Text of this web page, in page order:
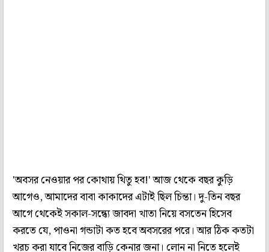
'অবসর নেওয়ার পর কোথায় থিতু হব!' আজ থেকে বছর কুড়ি
আগেও, আমাদের বাবা কাকাদের এটাই ছিল চিন্তা। দু-তিন বছর
আগে থেকেই সকাল-সন্ধ্যে জাবদা খাতা নিয়ে বসতেন হিসেব
করতে যে, পাওনা গন্ডাটা কত হবে অবসরের পরে। আর ঠিক কতটা
খরচ করা যাবে নিজের বাড়ি কেনার জনা। লোন না নিতে হলেই